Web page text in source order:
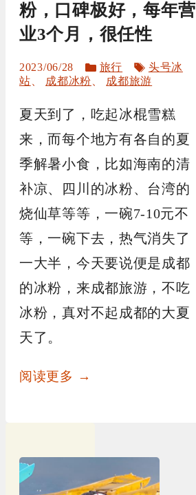
粉，口碑极好，每年营
业3个月，很任性
2023/06/28
分
类
旅行
标
签
头号冰
站
成都冰粉 成都旅游
夏天到了，吃起冰棍雪糕
来，而每个地方有各自的夏
季解暑小食，比如海南的清
补凉、四川的冰粉、台湾的
烧仙草等等，一碗7-10元不
等，一碗下去，热气消失了
一大半，今天要说便是成都
的冰粉，来成都旅游，不吃
冰粉，真对不起成都的大夏
天了。
阅读更多 →